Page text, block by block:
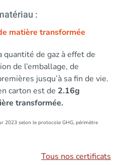
:
matière transformée
quantité de gaz à effet de
de l’emballage, de
jusqu’à sa fin de vie.
carton est de 2.16g
transformée.
2023 selon le protocole GHG, périmètre
Tous nos certificats